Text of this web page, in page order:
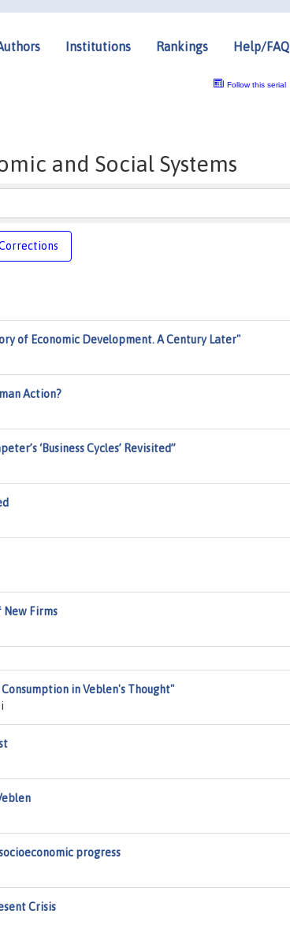
Institutions Rankings Help/FAQ
Follow this serial
and Social Systems
of Economic Development. A Century Later"
Action?
‘Business Cycles’ Revisited”
Firms
in Veblen's Thought"
progress
Crisis